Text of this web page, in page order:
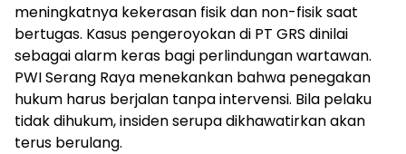
meningkatnya kekerasan fisik dan non-fisik saat
bertugas. Kasus pengeroyokan di PT GRS dinilai
sebagai alarm keras bagi perlindungan wartawan.
PWI Serang Raya menekankan bahwa penegakan
hukum harus berjalan tanpa intervensi. Bila pelaku
tidak dihukum, insiden serupa dikhawatirkan akan
terus berulang.